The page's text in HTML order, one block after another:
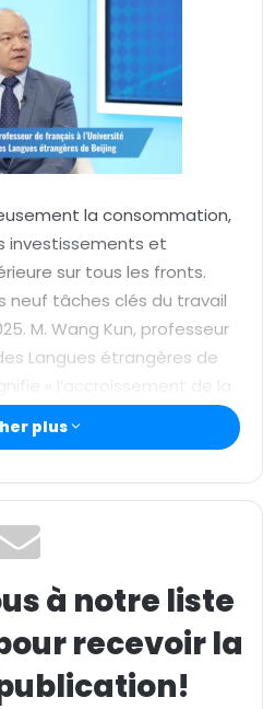
u
la consommation,
investissements et
sur tous les fronts.
neuf tâches clés du travail
M. Wang Kun, professeur
Langues étrangères de
« l’accroissement de la
les fronts », en particulier
de la consommation
plus
à notre liste
recevoir la